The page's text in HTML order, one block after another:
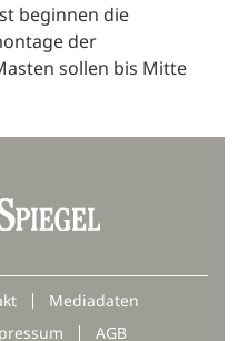
beginnen die
der
sollen bis Mitte
Mediadaten
AGB